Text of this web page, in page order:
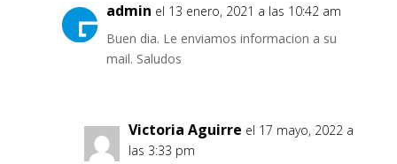
admin el 13 enero, 2021 a las 10:42 am
Buen dia. Le enviamos informacion a su
mail. Saludos
Victoria Aguirre el 17 mayo, 2022 a
las 3:33 pm